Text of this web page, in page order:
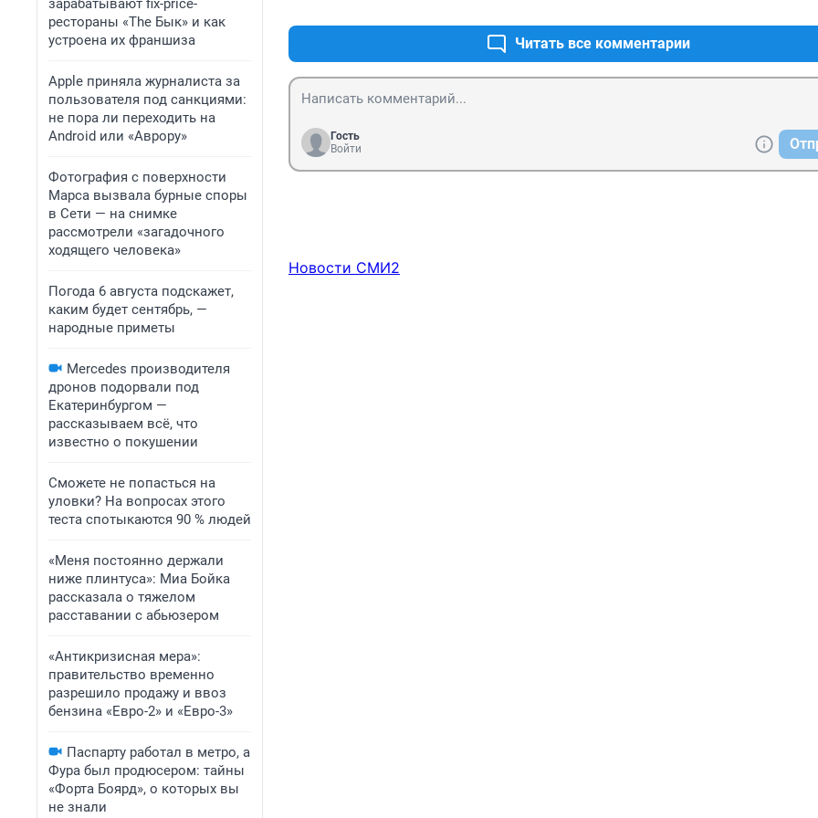
зарабатывают fix-price-
рестораны «The Бык» и как
устроена их франшиза
Apple приняла журналиста за
пользователя под санкциями:
не пора ли переходить на
Android или «Аврору»
Фотография с поверхности
Марса вызвала бурные споры
в Сети — на снимке
рассмотрели «загадочного
ходящего человека»
Погода 6 августа подскажет,
каким будет сентябрь, —
народные приметы
Mercedes производителя
дронов подорвали под
Екатеринбургом —
рассказываем всё, что
известно о покушении
Сможете не попасться на
уловки? На вопросах этого
теста спотыкаются 90 % людей
«Меня постоянно держали
ниже плинтуса»: Миа Бойка
рассказала о тяжелом
расставании с абьюзером
«Антикризисная мера»:
правительство временно
разрешило продажу и ввоз
бензина «Евро-2» и «Евро-3»
Паспарту работал в метро, а
Фура был продюсером: тайны
«Форта Боярд», о которых вы
не знали
Читать все комментарии
Гость
Войти
Новости СМИ2